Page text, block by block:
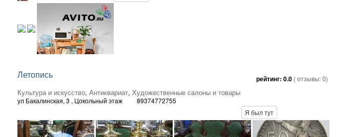
Летопись
Культура и искусство, Антиквариат, Художественные салоны и товары
ул Бакалинская, 3 , Цокольный этаж 89374772755
рейтинг: 0.0 ( отзывы:0)
Я был тут